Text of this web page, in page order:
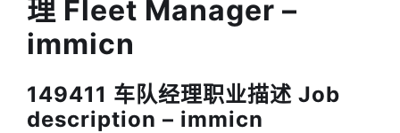
理 Fleet Manager –
immicn
149411 车队经理职业描述 Job
description – immicn